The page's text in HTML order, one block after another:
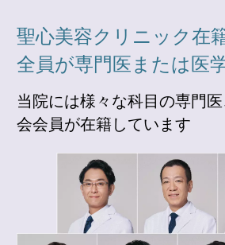
聖心美容クリニック在
全員が専門医または医
当院には様々な科目の専門
会会員が在籍しています